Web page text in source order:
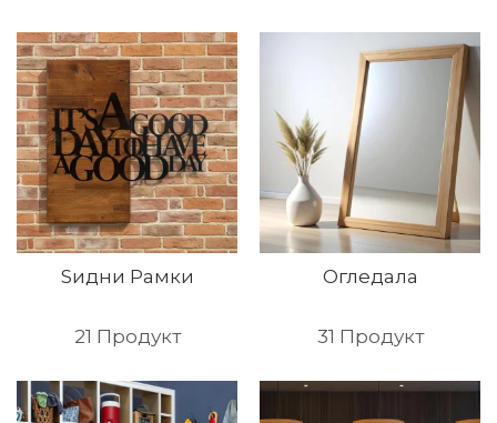
Ѕидни Рамки
21 Продукт
Огледала
31 Продукт